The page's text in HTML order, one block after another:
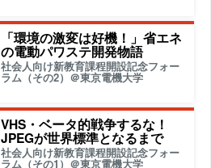
「環境の激変は好機！」省エネ
の電動パワステ開発物語
社会人向け新教育課程開設記念フォー
ラム（その2）＠東京電機大学
VHS・ベータ的戦争するな！
JPEGが世界標準となるまで
社会人向け新教育課程開設記念フォー
ラム（その1）＠東京電機大学